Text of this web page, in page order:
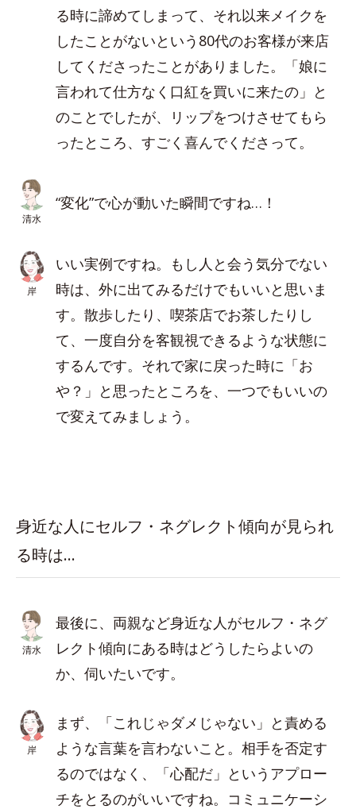
る時に諦めてしまって、それ以来メイクを
したことがないという80代のお客様が来店
してくださったことがありました。「娘に
言われて仕方なく口紅を買いに来たの」と
のことでしたが、リップをつけさせてもら
ったところ、すごく喜んでくださって。
清水
“変化”で心が動いた瞬間ですね…！
岸
いい実例ですね。もし人と会う気分でない
時は、外に出てみるだけでもいいと思いま
す。散歩したり、喫茶店でお茶したりし
て、一度自分を客観視できるような状態に
するんです。それで家に戻った時に「お
や？」と思ったところを、一つでもいいの
で変えてみましょう。
身近な人にセルフ・ネグレクト傾向が見られ
る時は…
清水
最後に、両親など身近な人がセルフ・ネグ
レクト傾向にある時はどうしたらよいの
か、伺いたいです。
岸
まず、「これじゃダメじゃない」と責める
ような言葉を言わないこと。相手を否定す
るのではなく、「心配だ」というアプロー
チをとるのがいいですね。コミュニケーシ